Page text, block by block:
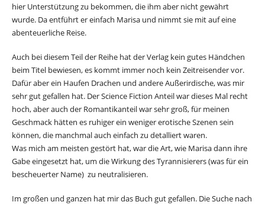
hier Unterstützung zu bekommen, die ihm aber nicht gewährt
wurde. Da entführt er einfach Marisa und nimmt sie mit auf eine
abenteuerliche Reise.
Auch bei diesem Teil der Reihe hat der Verlag kein gutes Händchen
beim Titel bewiesen, es kommt immer noch kein Zeitreisender vor.
Dafür aber ein Haufen Drachen und andere Außerirdische, was mir
sehr gut gefallen hat. Der Science Fiction Anteil war dieses Mal recht
hoch, aber auch der Romantikanteil war sehr groß, für meinen
Geschmack hätten es ruhiger ein weniger erotische Szenen sein
können, die manchmal auch einfach zu detalliert waren.
Was mich am meisten gestört hat, war die Art, wie Marisa dann ihre
Gabe eingesetzt hat, um die Wirkung des Tyrannisierers (was für ein
bescheuerter Name) zu neutralisieren.
Im großen und ganzen hat mir das Buch gut gefallen. Die Suche nach